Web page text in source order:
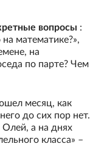
вопросы :
математике?»,
на
по парте? Чем
месяц, как
до сих пор нет.
Олей, а на днях
класса» –